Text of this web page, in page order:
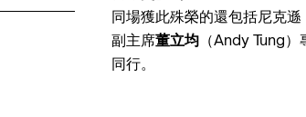
同場獲此殊榮的還包括尼克
副主席董立均 （Andy Tung
同行。